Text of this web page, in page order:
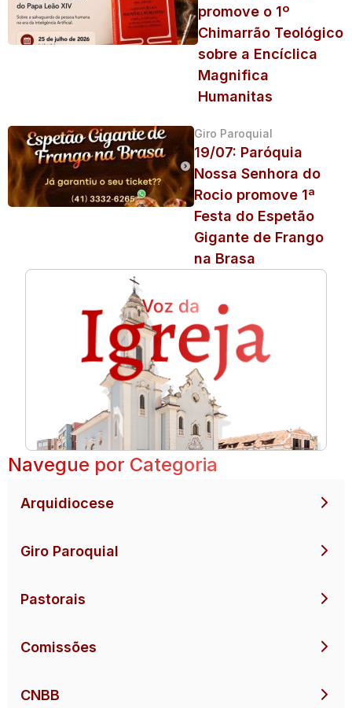
promove o 1º
Chimarrão Teológico
sobre a Encíclica
Magnifica
Humanitas
Giro Paroquial
19/07: Paróquia
Nossa Senhora do
Rocio promove 1ª
Festa do Espetão
Gigante de Frango
na Brasa
Navegue por Categoria
Arquidiocese
Giro Paroquial
Pastorais
Comissões
CNBB